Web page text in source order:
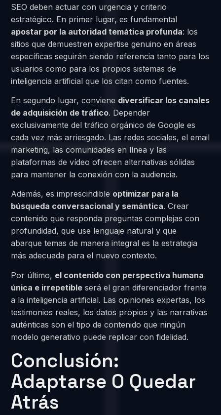
SEO deben actuar con urgencia y criterio
estratégico. En primer lugar, es fundamental
apostar por la autoridad temática profunda: los
sitios que demuestren expertise genuino en áreas
específicas seguirán siendo referencia tanto para los
usuarios como para los propios sistemas de
inteligencia artificial que los citan como fuentes.
En segundo lugar, conviene diversificar los canales
de adquisición de tráfico. Depender
exclusivamente del tráfico orgánico de Google es
cada vez más arriesgado. Las redes sociales, el email
marketing, las comunidades en línea y las
plataformas de vídeo ofrecen alternativas sólidas
para mantener la conexión con la audiencia.
Además, es imprescindible optimizar para la
búsqueda conversacional y semántica. Crear
contenido que responda preguntas complejas con
profundidad, que use lenguaje natural y que
abarque temas de manera integral es la estrategia
más adecuada para el nuevo contexto.
Por último, el contenido con perspectiva humana
única e irrepetible será el gran diferenciador frente
a la inteligencia artificial. Las opiniones expertas, los
testimonios reales, los datos propios y las narrativas
auténticas son el tipo de contenido que ningún
modelo generativo puede replicar con fidelidad.
Conclusión:
Adaptarse O Quedar
Atrás